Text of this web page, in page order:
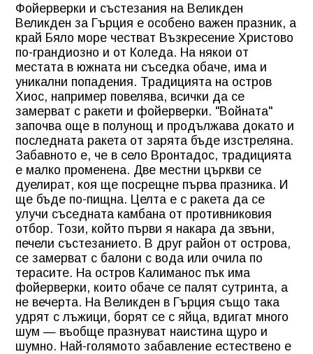
Фойерверки и състезания на Великден
Великден за Гърция е особено важен празник, а
край Бяло море честват Възкресение Христово
по-грандиозно и от Коледа. На някои от
местата в южната ни съседка обаче, има и
уникални попадения. Традицията на остров
Хиос, например повелява, всички да се
замерват с ракети и фойерверки. "Войната"
започва още в полунощ и продължава докато и
последната ракета от зарята бъде изстреляна.
Забавното е, че в село Вронтадос, традицията
е малко променена. Две местни църкви се
дуелират, коя ще посрещне първа празника. И
ще бъде по-пищна. Целта е с ракета да се
улучи съседната камбана от противниковия
отбор. Този, който първи я накара да звъни,
печели състезанието. В друг район от острова,
се замерват с балони с вода или очила по
терасите. На остров Калиманос пък има
фойерверки, които обаче се палят сутринта, а
не вечерта. На Великден в Гърция също така
удрят с лъжици, борят се с яйца, вдигат много
шум — въобще празнуват наистина щуро и
шумно. Най-голямото забавление естествено е